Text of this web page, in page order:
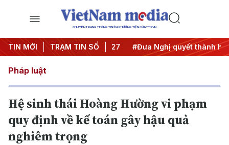
CHUYÊN TRANG THÔNG TIN ĐA PHƯƠNG TIỆN CỦA TTXVN
TIN MỚI TRẠM TIN SỐ
Trung ương 3 #APEC 2027 #Đưa Nghị quyết thành hành
Pháp luật
Hệ sinh thái Hoàng Hường vi phạm
quy định về kế toán gây hậu quả
nghiêm trọng